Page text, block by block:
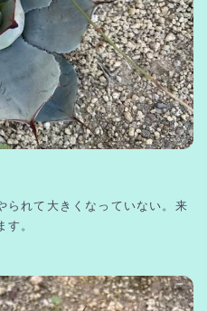
られて大きくなっていない。来
。